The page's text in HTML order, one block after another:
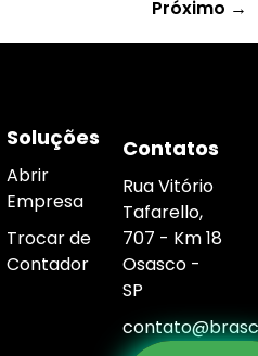
Próximo →
Soluções
Abrir
Empresa
Trocar de
Contador
Contatos
Rua Vitório
Tafarello,
707 - Km 18
Osasco -
SP